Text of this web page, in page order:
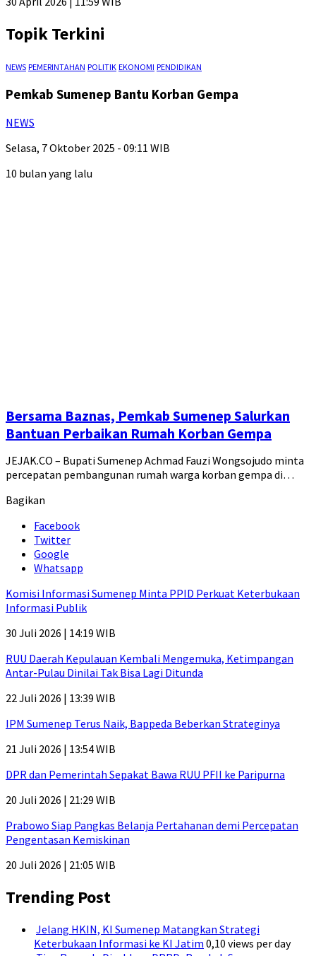
Topik Terkini
NEWS PEMERINTAHAN POLITIK EKONOMI PENDIDIKAN
Pemkab Sumenep Bantu Korban Gempa
NEWS
Selasa, 7 Oktober 2025 - 09:11 WIB
10 bulan yang lalu
Bersama Baznas, Pemkab Sumenep Salurkan
Bantuan Perbaikan Rumah Korban Gempa
JEJAK.CO – Bupati Sumenep Achmad Fauzi Wongsojudo minta
percepatan pembangunan rumah warga korban gempa di…
Bagikan
Facebook
Twitter
Google
Whatsapp
Komisi Informasi Sumenep Minta PPID Perkuat Keterbukaan
Informasi Publik
30 Juli 2026 | 14:19 WIB
RUU Daerah Kepulauan Kembali Mengemuka, Ketimpangan
Antar-Pulau Dinilai Tak Bisa Lagi Ditunda
22 Juli 2026 | 13:39 WIB
IPM Sumenep Terus Naik, Bappeda Beberkan Strateginya
21 Juli 2026 | 13:54 WIB
DPR dan Pemerintah Sepakat Bawa RUU PFII ke Paripurna
20 Juli 2026 | 21:29 WIB
Prabowo Siap Pangkas Belanja Pertahanan demi Percepatan
Pengentasan Kemiskinan
20 Juli 2026 | 21:05 WIB
Trending Post
Jelang HKIN, KI Sumenep Matangkan Strategi
Keterbukaan Informasi ke KI Jatim 0,10 views per day